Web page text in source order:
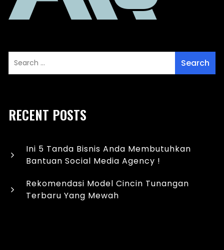
RECENT POSTS
Ini 5 Tanda Bisnis Anda Membutuhkan
Bantuan Social Media Agency !
Rekomendasi Model Cincin Tunangan
Terbaru Yang Mewah